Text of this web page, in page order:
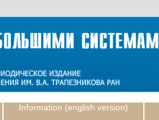
Information (english version)